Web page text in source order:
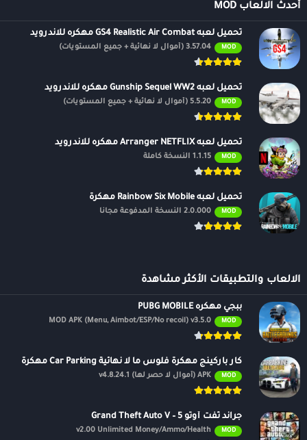
أحدث الالعاب MOD
تحميل لعبه GS4 Realistic Air Combat مهكره للاندرويد
MOD 3.57.04 (أموال لا نهائية + جميع المستويات)
تحميل لعبه Gunship Sequel WW2 مهكره للاندرويد
MOD 5.5.20 (أموال لا نهائية + جميع المستويات)
تحميل لعبه Arranger NETFLIX مهكره للاندرويد
MOD 1.1.15 النسخة كاملة
تحميل لعبه Rainbow Six Mobile مهكرة
MOD 2.0.000 النسخة المدفوعة مجانًا
الالعاب والتطبيقات الأكثر مشاهدة
ببجي مهكره PUBG MOBILE
MOD
MOD APK (Menu, Aimbot/ESP/No recoil) v3.5.0
كار باركينج مهكرة فلوس ما لا نهائية Car Parking مهكرة
MOD APK (أموال لا حصر لها) v4.8.24.1
جراند ثفت أوتو 5 – Grand Theft Auto V
MOD
v2.00 Unlimited Money/Ammo/Health